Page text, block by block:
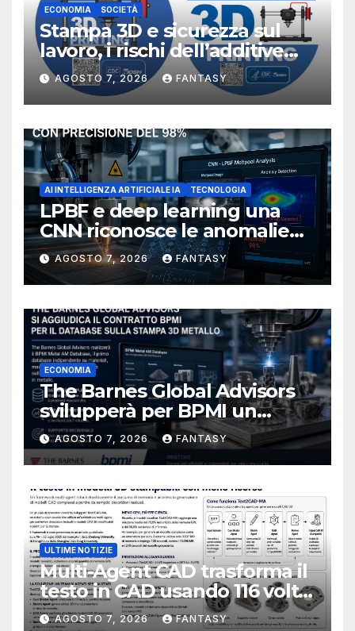
ECONOMIA SOCIETÀ
Stampa 3D e sicurezza sul
lavoro, i rischi dell’additive
manufacturing secondo
NIOSH
AGOSTO 7, 2026 FANTASY
AI INTELLIGENZA ARTIFICIALE IA TECNOLOGIA
LPBF e deep learning una
CNN riconosce le anomalie
del bagno di fusione
AGOSTO 7, 2026 FANTASY
ECONOMIA
The Barnes Global Advisors
svilupperà per BPMI un
database per la stampa 3D
metallica destinata alla filiera
navale statunitense
AGOSTO 7, 2026 FANTASY
ULTIME NOTIZIE
Multi-Agent CAD trasforma il
testo in CAD usando 116 volte
meno token
AGOSTO 7, 2026 FANTASY